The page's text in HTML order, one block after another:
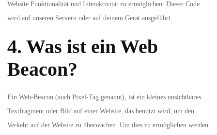
Website Funktionalität und Interaktivität zu ermöglichen. Dieser Code
wird auf unseren Servern oder auf deinem Gerät ausgeführt.
4. Was ist ein Web
Beacon?
Ein Web-Beacon (auch Pixel-Tag genannt), ist ein kleines unsichtbares
Textfragment oder Bild auf einer Website, das benutzt wird, um den
Verkehr auf der Website zu überwachen. Um dies zu ermöglichen werden